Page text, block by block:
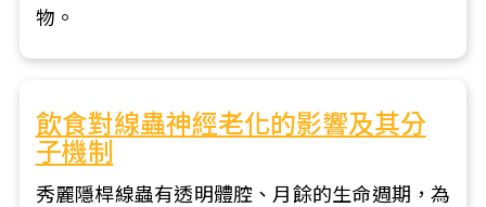
物。
飲食對線蟲神經老化的影響及其分
子機制
秀麗隱桿線蟲有透明體腔、月餘的生命週期，為